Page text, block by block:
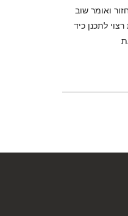
ואומר שוב
לתכנן כיד